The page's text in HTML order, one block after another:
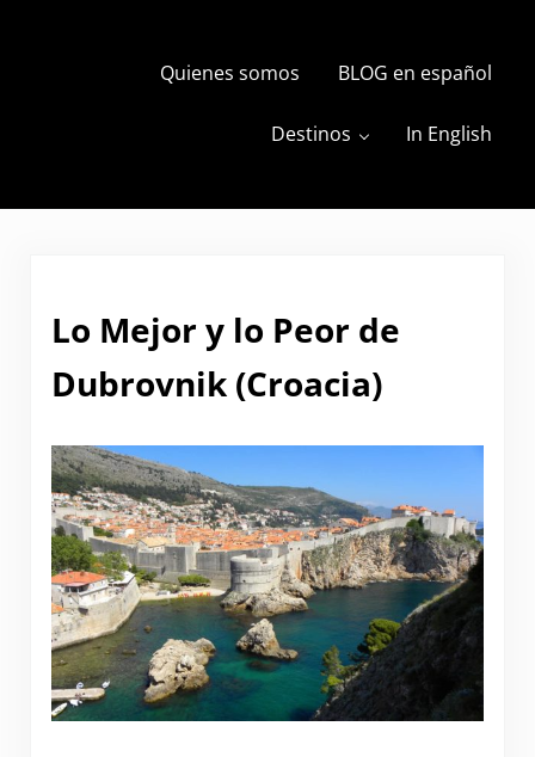
Quienes somos BLOG en español
Destinos In English
Lo Mejor y lo Peor de
Dubrovnik (Croacia)